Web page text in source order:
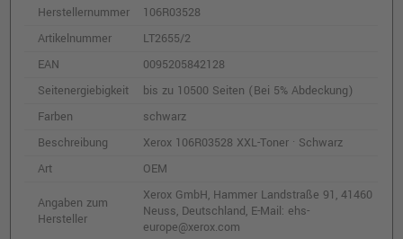
106R03519 · Magenta
o. MwSt.133,61 €
159,00 €
inkl. MwSt. zzgl. Versand
Xerox 106R03518 XL-Toner · Cyan
o. MwSt.226,88 €
269,99 €
inkl. MwSt.
Xerox 106R03530 XXL-Toner · Cyan
Herstellernummer
106R03528
Artikelnummer
LT2655/2
EAN
0095205842128
Seitenergiebigkeit
bis zu 10500 Seiten (Bei 5% Abdeckung)
Farben
schwarz
Beschreibung
Xerox 106R03528 XXL-Toner · Schwarz
Art
OEM
Angaben zum
Hersteller
Xerox GmbH, Hammer Landstraße 91, 41460
Neuss, Deutschland, E-Mail: ehs-
europe@xerox.com